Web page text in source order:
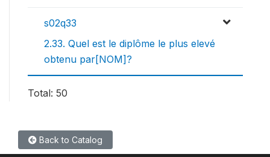
s02q33
2.33. Quel est le diplôme le plus elevé
obtenu par[NOM]?
Total: 50
Back to Catalog